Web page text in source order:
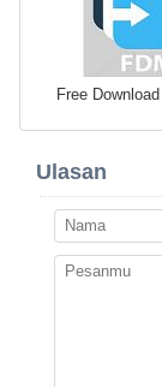
Free
Ulasan